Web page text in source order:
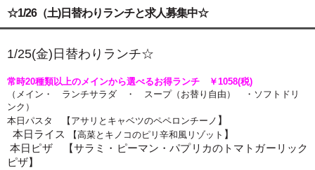
☆1/26（土)日替わりランチと求人募集中☆
1/25(金) 日 替わ りランチ☆
常時20種類以上のメインから選べるお得ランチ ￥1058(税)
（メイン・ ランチサラダ ・ スープ（お替り自由） ・ソフトドリ
ンク）
本日パスタ 【アサリとキャベツのペペロンチーノ 】
本日ライス
【高菜とキノコのピリ辛和風リゾット 】
本日ピザ 【サラミ・ピーマン・パプリカのトマトガーリック
ピザ】